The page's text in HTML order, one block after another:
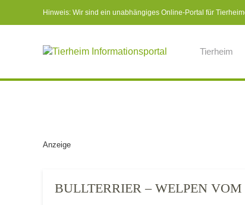
Hinweis: Wir sind ein unabhängiges Online-Portal für
Tierheim
Anzeige
BULLTERRIER – WELPEN